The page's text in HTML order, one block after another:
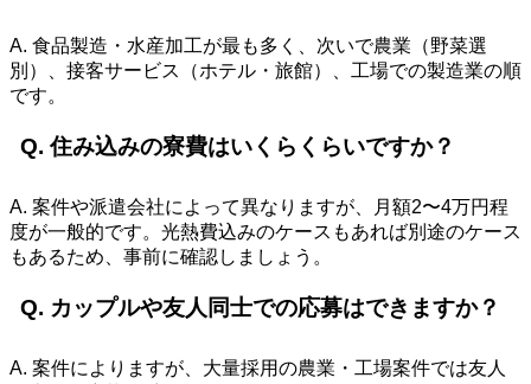
A. 食品製造・水産加工が最も多く、次いで農業（野菜選
別）、接客サービス（ホテル・旅館）、工場での製造業の順
です。
Q. 住み込みの寮費はいくらくらいですか？
A. 案件や派遣会社によって異なりますが、月額2〜4万円程
度が一般的です。光熱費込みのケースもあれば別途のケース
もあるため、事前に確認しましょう。
Q. カップルや友人同士での応募はできますか？
A. 案件によりますが、大量採用の農業・工場案件では友人